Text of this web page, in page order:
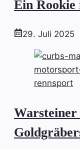
Ein
29. Juli 2025